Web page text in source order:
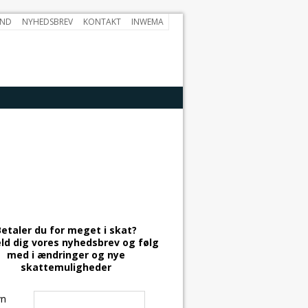
NYHEDSBREV KONTAKT INWEMA
du for meget i skat?
dig vores nyhedsbrev og følg
med i ændringer og nye
skattemuligheder